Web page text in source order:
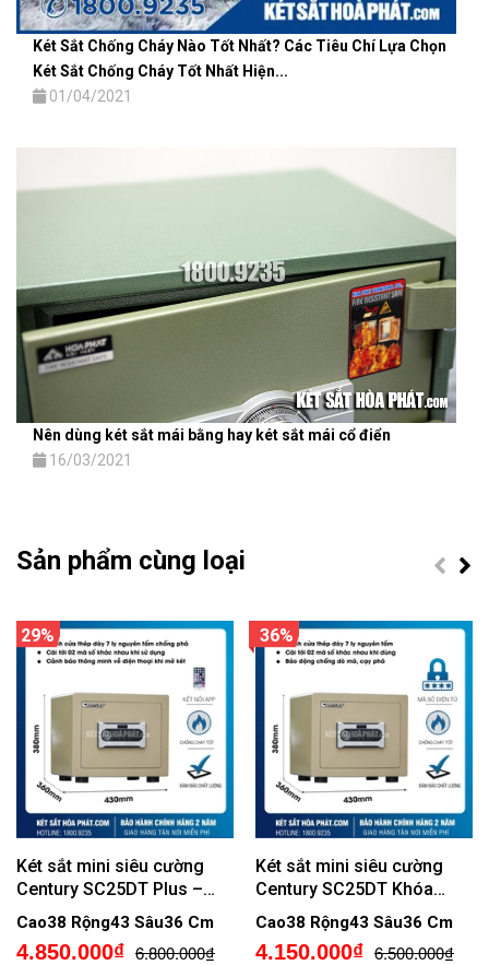
Két Sắt Chống Cháy Nào Tốt Nhất? Các Tiêu Chí Lựa Chọn
Két Sắt Chống Cháy Tốt Nhất Hiện...
01/04/2021
Nên dùng két sắt mái bằng hay két sắt mái cổ điển
16/03/2021
Sản phẩm cùng loại
29%
Két sắt mini siêu cường
Century SC25DT Plus –
Khóa điện tử, có kết nối
điện thoại
Cao38 Rộng43 Sâu36 Cm
4.850.000₫ 6.800.000₫
36%
Két sắt mini siêu cường
Century SC25DT Khóa
Điện Tử
Cao38 Rộng43 Sâu36 Cm
4.150.000₫ 6.500.000₫